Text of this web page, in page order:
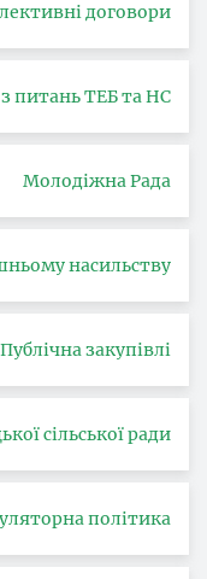
договори
з питань ТЕБ та НС
Молодіжна Рада
насильству
Публічна закупівлі
сільської ради
політика